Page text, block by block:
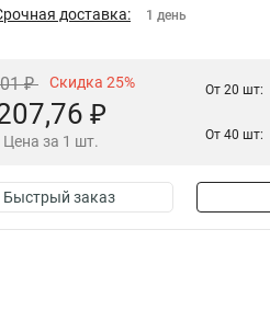
доставка: 1 день
₽ Скидка 25%
₽
Цена за 1 шт.
От 20 шт:
От 40 шт:
Быстрый заказ